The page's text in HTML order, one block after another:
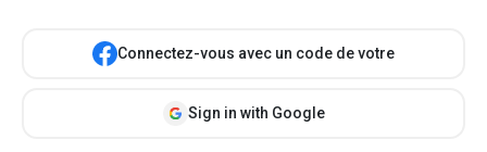
Connectez-vous avec un code de votre
Sign in with Google